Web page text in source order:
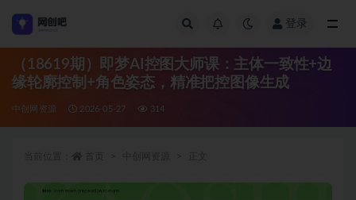
登录
（18619期）即梦AI控图大师课：主体一致性+边
缘轮廓控制+角色姿态，精准把控图像生成
中创网资源 2026-05-27 314